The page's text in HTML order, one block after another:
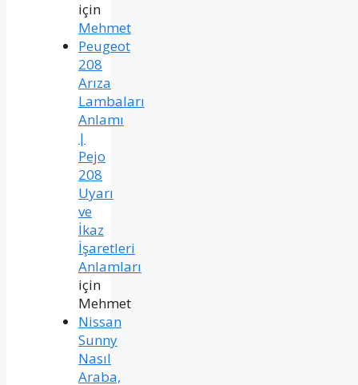
için
Mehmet
Peugeot
208
Arıza
Lambaları
Anlamı
|
Pejo
208
Uyarı
ve
İkaz
İşaretleri
Anlamları
için
Mehmet
Nissan
Sunny
Nasıl
Araba,